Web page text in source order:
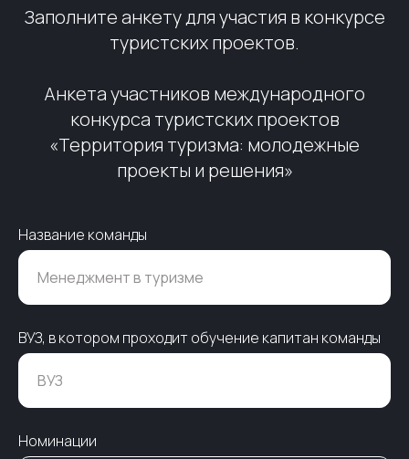
Заполните анкету для участия в конкурсе
туристских проектов.
Анкета участников международного
конкурса туристских проектов
«Территория туризма: молодежные
проекты и решения»
Название команды
ВУЗ, в котором проходит обучение капитан команды
Номинации
Твоя возможность изменить
индустрию путешествий начинается
Заполнить анкету
Заполнить анкету
Жюри конкурса
ваши проекты и помогут раскрыть